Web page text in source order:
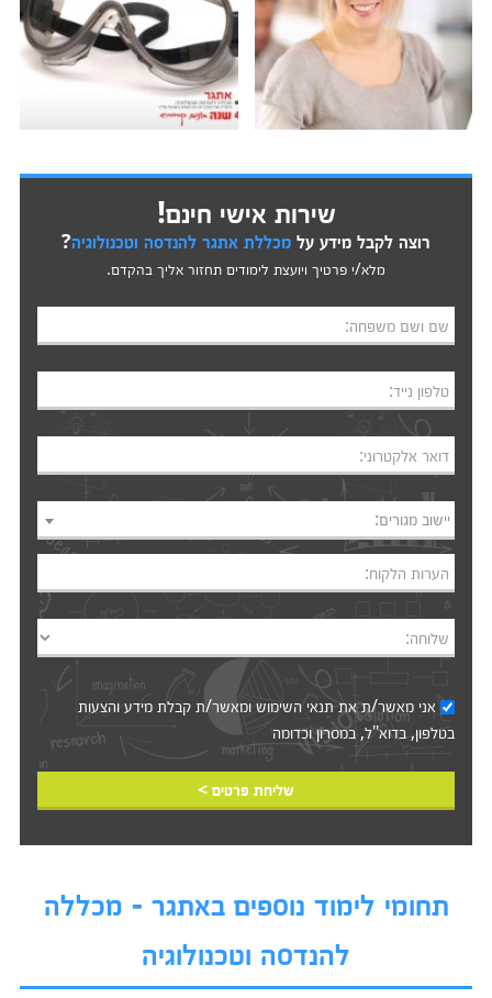
שירות אישי חינם!
רוצה לקבל מידע על מכללת אתגר להנדסה וטכנולוגיה?
מלא/י פרטיך ויועצת לימודים תחזור אליך בהקדם.
שם ושם משפחה:
טלפון נייד:
דואר אלקטרוני:
יישוב מגורים:
הערות הלקוח:
שלוחה:
אני מאשר/ת אתתנאי השימושומאשר/ת קבלת מידע והצעות
בטלפון, בדוא"ל, במסרון וכדומה‎‎
שליחת פרטים >
תחומי לימוד נוספים באתגר - מכללה
להנדסה וטכנולוגיה